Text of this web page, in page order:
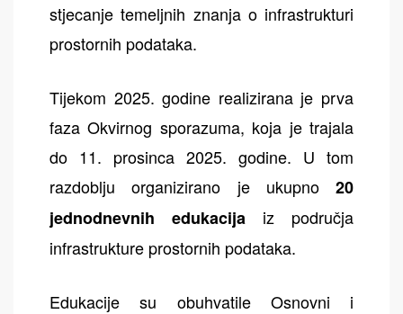
stjecanje temeljnih znanja o infrastrukturi
prostornih podataka.
Tijekom 2025. godine realizirana je prva
faza Okvirnog sporazuma, koja je trajala
do 11. prosinca 2025. godine. U tom
razdoblju organizirano je ukupno 20
jednodnevnih edukacija iz područja
infrastrukture prostornih podataka.
Edukacije su obuhvatile Osnovni i